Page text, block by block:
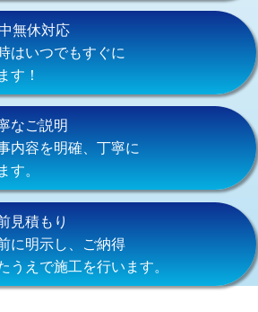
水トラップ
）
品）
）
栓） 16,500円
・分岐水栓） 16,500円
加工)
止め) 3,300円
無休対応
はいつでもすぐに
す！
なご説明
内容を明確、丁寧に
す。
見積もり
に明示し、ご納得
うえで施工を行います。